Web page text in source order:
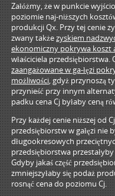
Załóżmy, że w punkcie
poziomie naj-niższych
produkcji Qx. Przy tej cenie
zwany takżezyskiem
ekonomiczny pokrywa koszt
właściciela przedsiębiorstwa.
zaangażowane w ga-łęzi
możliwości, gdyż przynoszą
przynieść przy innym
padku cena Cj byłaby ceną
Przy każdej cenie niższej od
przedsiębiorstw w gałęzi nie
długookresowych
przedsiębiorstwa
Gdyby jakaś część
zmniejszyłaby się podaż
rosnąć cena do poziomu Cj.